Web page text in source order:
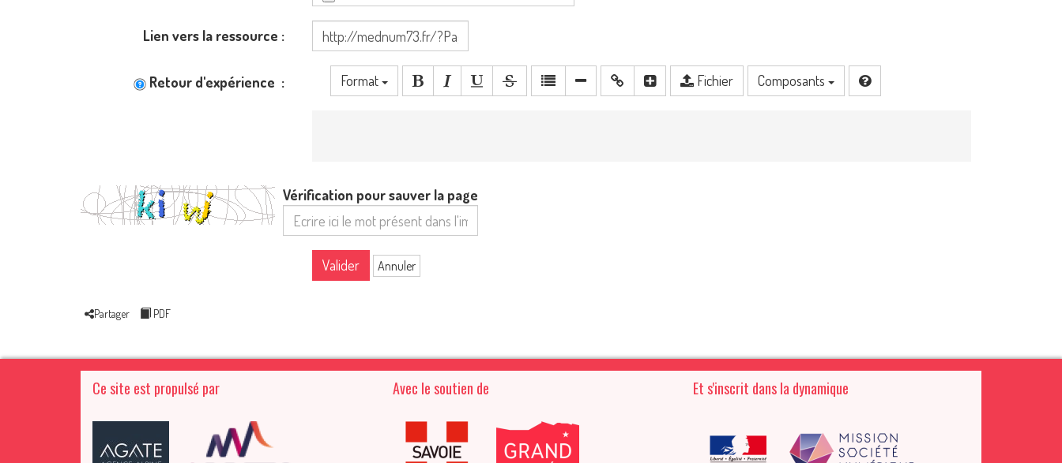
Lien vers la ressource
Retour d'expérience Format Fichier Composants
Vérification pour sauver la page
Valider Annuler
Partager PDF
Ce site est propulsé par Avec le soutien de Et s'inscrit dans la dynamique